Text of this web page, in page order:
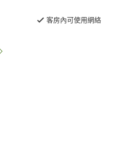
客房內可使用網絡